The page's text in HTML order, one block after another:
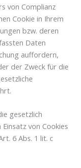
von Complianz
Cookie in Ihrem
bzw. deren
Daten
auffordern,
der Zweck für die
gesetzlich
von Cookies
6 Abs. 1 lit. c